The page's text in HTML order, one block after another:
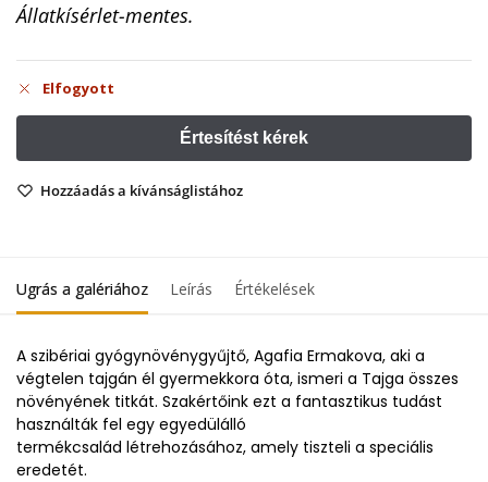
Állatkísérlet-mentes.
Elfogyott
Hozzáadás a kívánságlistához
Ugrás a galériához Leírás Értékelések
A szibériai gyógynövénygyűjtő, Agafia Ermakova, aki a
végtelen tajgán él gyermekkora óta, ismeri a Tajga összes
növényének titkát. Szakértőink ezt a fantasztikus tudást
használták fel egy egyedülálló
termékcsalád létrehozásához, amely tiszteli a speciális
eredetét.